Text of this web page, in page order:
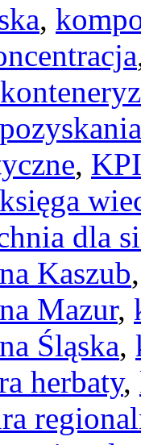
,
, KPI
księga
dla
Kaszub
Mazur,
Śląska,
herbaty,